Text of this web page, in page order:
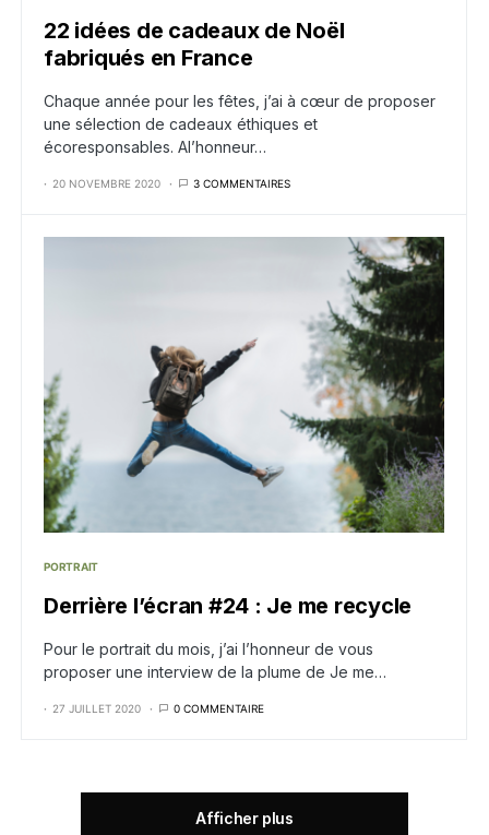
22 idées de cadeaux de Noël
fabriqués en France
Chaque année pour les fêtes, j’ai à cœur de proposer
une sélection de cadeaux éthiques et
écoresponsables. Al’honneur…
20 NOVEMBRE 2020 3 COMMENTAIRES
PORTRAIT
Derrière l’écran #24 : Je me recycle
Pour le portrait du mois, j’ai l’honneur de vous
proposer une interview de la plume de Je me…
27 JUILLET 2020 0 COMMENTAIRE
Afficher plus